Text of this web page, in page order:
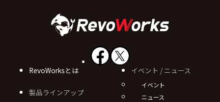
RevoWorksとは
製品ラインアップ
イベント / ニュース
イベント
ニュース